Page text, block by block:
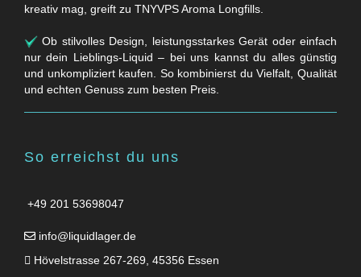
kreativ mag, greift zu TNYVPS Aroma Longfills.
Ob stilvolles Design, leistungsstarkes Gerät oder einfach
nur dein Lieblings-Liquid – bei uns kannst du alles günstig
und unkompliziert kaufen. So kombinierst du Vielfalt, Qualität
und echten Genuss zum besten Preis.
So erreichst du uns
+49 201 53698047
info@liquidlager.de
Hövelstrasse 267-269, 45356 Essen